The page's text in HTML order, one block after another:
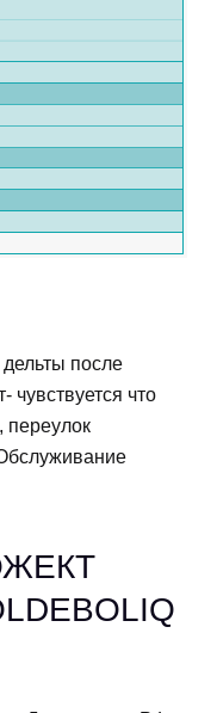
после
чувствуется что
переулок